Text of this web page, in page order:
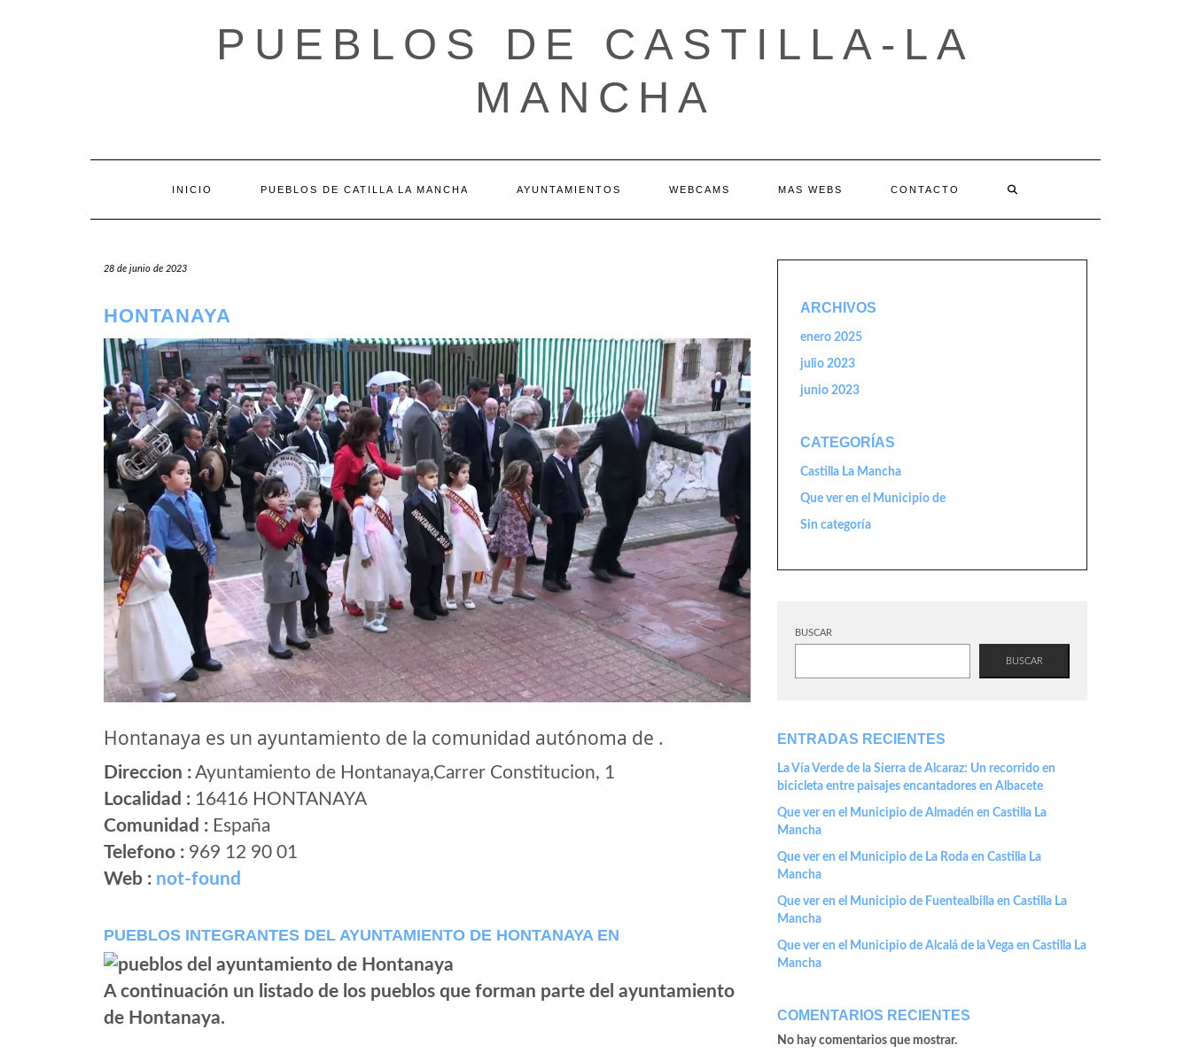
PUEBLOS DE CASTILLA-LA
MANCHA
INICIO PUEBLOS DE CATILLA LA MANCHA AYUNTAMIENTOS WEBCAMS MAS WEBS CONTACTO
28 de junio de 2023
HONTANAYA
Hontanaya es un ayuntamiento de la comunidad autónoma de .
Direccion :Ayuntamiento de Hontanaya,Carrer Constitucion, 1
Localidad : 16416 HONTANAYA
Comunidad : España
Telefono : 969 12 90 01
Web : not-found
PUEBLOS INTEGRANTES DEL AYUNTAMIENTO DE HONTANAYA EN
A continuación un listado de los pueblos que forman parte del ayuntamiento
de Hontanaya.
ARCHIVOS
enero 2025
julio 2023
junio 2023
CATEGORÍAS
Castilla La Mancha
Que ver en el Municipio de
Sin categoría
BUSCAR
BUSCAR
ENTRADAS RECIENTES
La Vía Verde de la Sierra de Alcaraz: Un recorrido en
bicicleta entre paisajes encantadores en Albacete
Que ver en el Municipio de Almadén en Castilla La
Mancha
Que ver en el Municipio de La Roda en Castilla La
Mancha
Que ver en el Municipio de Fuentealbilla en Castilla La
Mancha
Que ver en el Municipio de Alcalá de la Vega en Castilla La
Mancha
COMENTARIOS RECIENTES
No hay comentarios que mostrar.